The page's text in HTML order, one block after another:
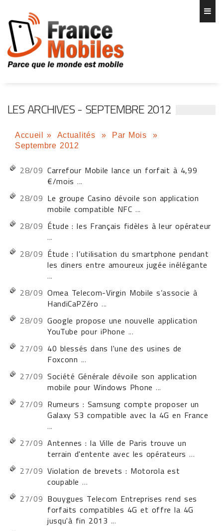
LES ARCHIVES - SEPTEMBRE 2012
Accueil » Actualités » Par Mois
»
Septembre 2012
28/09 Carrefour Mobile lance un forfait à 4,99
€/mois...
28/09 Le groupe Casino dévoile son application
mobile compatible NFC ...
28/09 Étude : les Français fidèles à leur opérateur
...
28/09 Étude : l’utilisation du smartphone pendant
les diners entre amoureux jugée inélégante
...
28/09 Omea Telecom-Virgin Mobile s’associe à
HandiCaPZéro ...
28/09 Google propose une nouvelle application
YouTube pour iPhone ...
27/09 40 blessés dans l'une des usines de
Foxconn ...
27/09 Société Générale dévoile son application
mobile pour Windows Phone ...
27/09 Rumeurs : Samsung compte proposer un
Galaxy S3 compatible avec la 4G en France
...
27/09 Antennes : la Ville de Paris trouve un
terrain d'entente avec les opérateurs ...
27/09 Violation de brevets : Motorola est
coupable ...
27/09 Bouygues Telecom Entreprises rend ses
forfaits compatibles 4G et offre la 4G
jusqu'à fin 2013 ...